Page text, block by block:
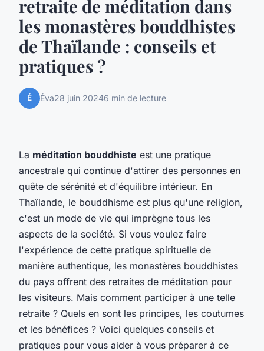
retraite de méditation dans
les monastères bouddhistes
de Thaïlande : conseils et
pratiques ?
É Éva28 juin 20246 min de lecture
La méditation bouddhiste est une pratique
ancestrale qui continue d'attirer des personnes en
quête de sérénité et d'équilibre intérieur. En
Thaïlande, le bouddhisme est plus qu'une religion,
c'est un mode de vie qui imprègne tous les
aspects de la société. Si vous voulez faire
l'expérience de cette pratique spirituelle de
manière authentique, les monastères bouddhistes
du pays offrent des retraites de méditation pour
les visiteurs. Mais comment participer à une telle
retraite ? Quels en sont les principes, les coutumes
et les bénéfices ? Voici quelques conseils et
pratiques pour vous aider à vous préparer à ce